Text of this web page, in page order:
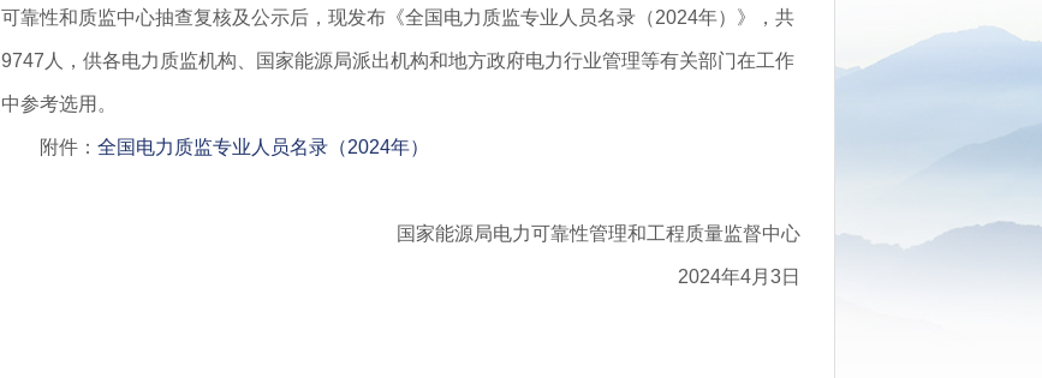
可靠性和质监中心抽查复核及公示后，现发布《全国电力质监专业人员名录（2024年）》，共
9747人，供各电力质监机构、国家能源局派出机构和地方政府电力行业管理等有关部门在工作
中参考选用。
附件： 全国电力质监专业人员名录（2024年）
国家能源局电力可靠性管理和工程质量监督中心
2024年4月3日